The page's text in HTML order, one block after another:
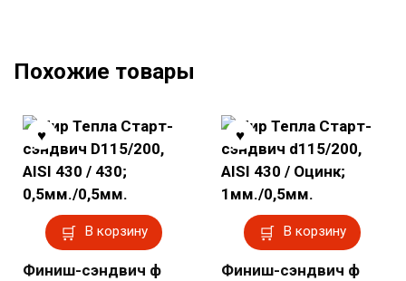
Похожие товары
В корзину
Финиш-сэндвич ф
В корзину
Финиш-сэндвич ф